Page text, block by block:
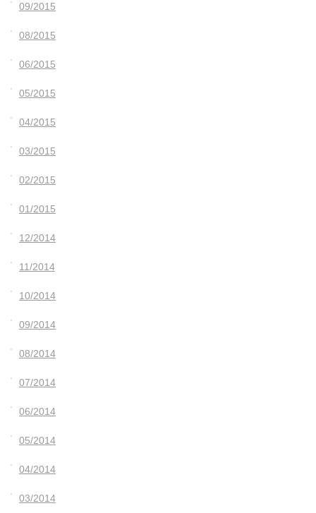
09/2015
08/2015
06/2015
05/2015
04/2015
03/2015
02/2015
01/2015
12/2014
11/2014
10/2014
09/2014
08/2014
07/2014
06/2014
05/2014
04/2014
03/2014